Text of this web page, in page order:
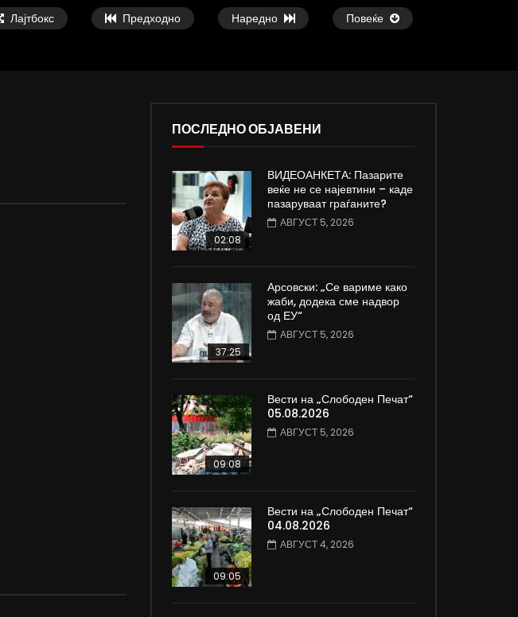
Лајтбокс Предходно Наредно Повеќе
09:05
Вести на „Слободен Печат“
04.08.2026
АВГУСТ 4, 2026
0
2.4K
откажувајте од
ПОСЛЕДНО ОБЈАВЕНИ
02:08
ВИДЕОАНКЕТА: Пазарите
веќе не се најевтини – каде
пазаруваат граѓаните?
АВГУСТ 5, 2026
37:25
Арсовски: „Се вариме како
жаби, додека сме надвор
од ЕУ“
АВГУСТ 5, 2026
09:08
Вести на „Слободен Печат“
05.08.2026
АВГУСТ 5, 2026
09:05
Вести на „Слободен Печат“
04.08.2026
АВГУСТ 4, 2026